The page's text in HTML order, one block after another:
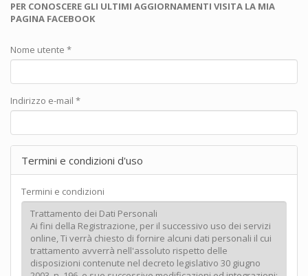
PER CONOSCERE GLI ULTIMI AGGIORNAMENTI VISITA LA MIA
PAGINA FACEBOOK
Nome utente *
Indirizzo e-mail *
Termini e condizioni d'uso
Termini e condizioni